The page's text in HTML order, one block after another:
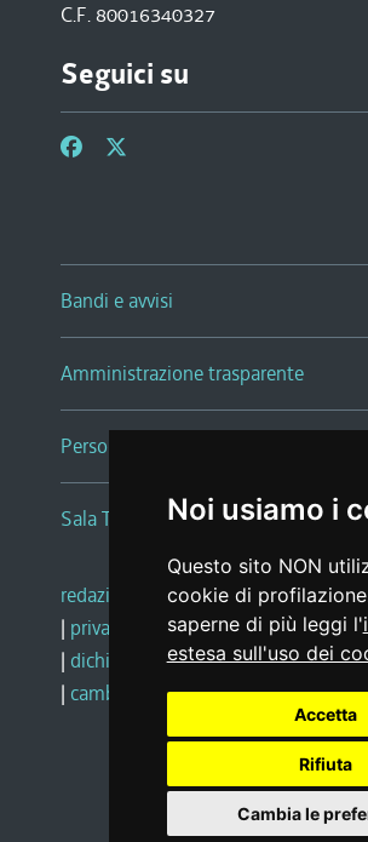
Noi usiamo i
Questo sito NON
cookie di
saperne di più leggi l'
estesa sull'uso dei
Accetta
Rifiuta
Cambia le
C.F. 80016340327
Seguici su
Bandi e avvisi
Amministrazione trasparente
Persone e Uffici
Sala Tiziano Tessitori
redazione web |note legali |
| privacy
social media policy
| dichiarazione di accessibilità |
| cambio preferenze cookie
Realizzato da